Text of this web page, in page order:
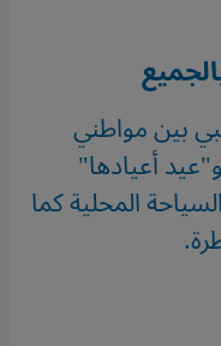
بين مواطني
أعيادها"
المحلية كما